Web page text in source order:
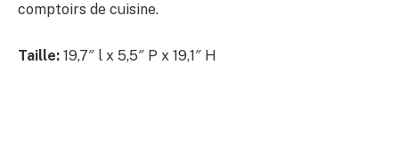
comptoirs de cuisine.
Taille: 19,7″ l x 5,5″ P x 19,1″ H